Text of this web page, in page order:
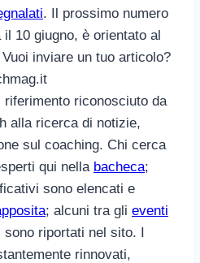
. Il prossimo numero
10 giugno, è orientato al
Vuoi inviare un tuo articolo?
riferimento riconosciuto da
alla ricerca di notizie,
sul coaching. Chi cerca
qui nella bacheca;
sono elencati e
; alcuni tra gli eventi
riportati nel sito. I
rinnovati,